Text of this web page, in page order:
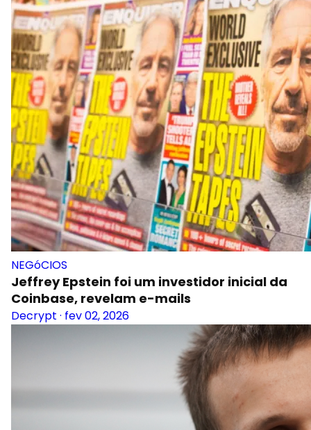
NEGóCIOS
Jeffrey Epstein foi um investidor inicial da
Coinbase, revelam e-mails
Decrypt · fev 02, 2026